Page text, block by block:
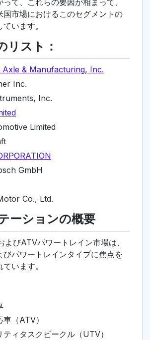
て、これらの要因が相まって、
国市場におけるこのセグメントの
います。
リスト：
Axle & Manufacturing, Inc.
Inc.
Inc.
Limited
GmbH
Co., Ltd.
ーションの概要
びATVパワートレイン市場は、
びパワートレインタイプに焦点を
います。
（ATV）
ティタスクビークル（UTV）